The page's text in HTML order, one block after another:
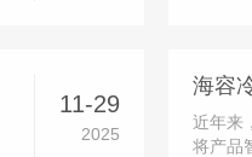
等多方
2025
11-29
近年来
将产品